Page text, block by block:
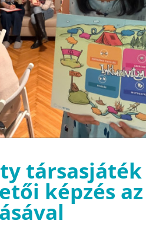
társasjáték
képzés az